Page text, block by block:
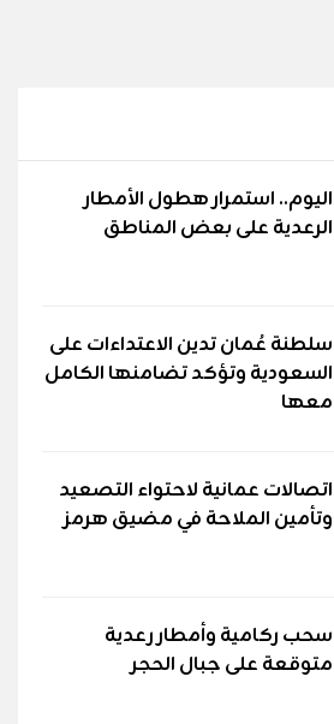
اليوم.. استمرار هطول الأمطار
الرعدية على بعض المناطق
سلطنة عُمان تدين الاعتداءات على
السعودية وتؤكد تضامنها الكامل
معها
اتصالات عمانية لاحتواء التصعيد
وتأمين الملاحة في مضيق هرمز
سحب ركامية وأمطار رعدية
متوقعة على جبال الحجر